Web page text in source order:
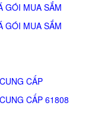
GÓI MUA SẮM
GÓI MUA SẮM
CẤP
CẤP 61808